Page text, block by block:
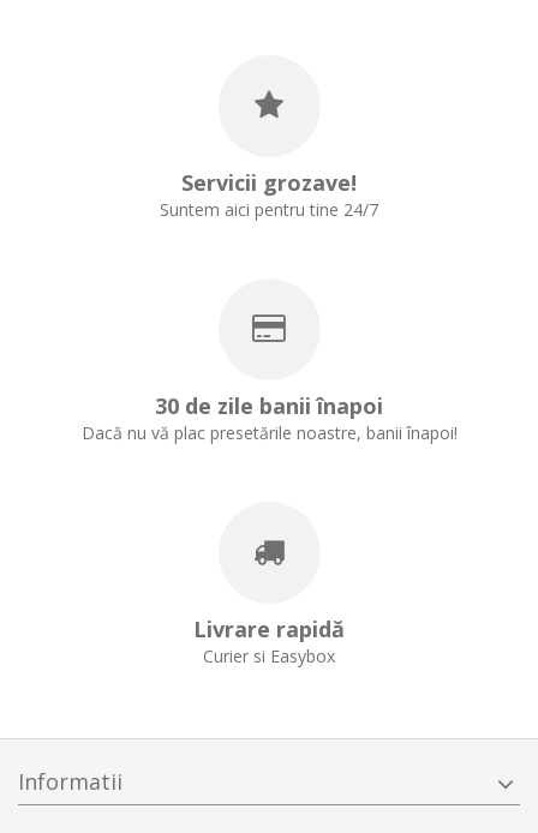
Servicii grozave!
Suntem aici pentru tine 24/7
30 de zile banii înapoi
Dacă nu vă plac presetările noastre, banii înapoi!
Livrare rapidă
Curier si Easybox
Informatii